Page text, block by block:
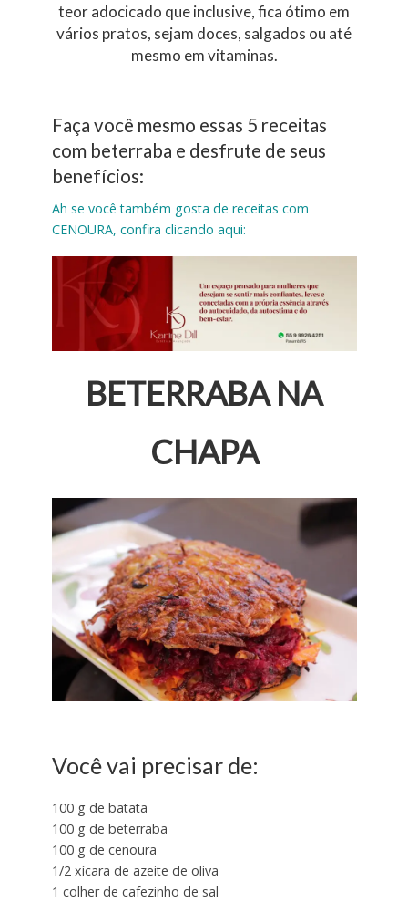
teor adocicado que inclusive, fica ótimo em
vários pratos, sejam doces, salgados ou até
mesmo em vitaminas.
Faça você mesmo essas 5 receitas
com beterraba e desfrute de seus
benefícios:
Ah se você também gosta de receitas com
CENOURA, confira clicando aqui:
BETERRABA NA
CHAPA
Você vai precisar de:
100 g de batata
100 g de beterraba
100 g de cenoura
1/2 xícara de azeite de oliva
1 colher de cafezinho de sal